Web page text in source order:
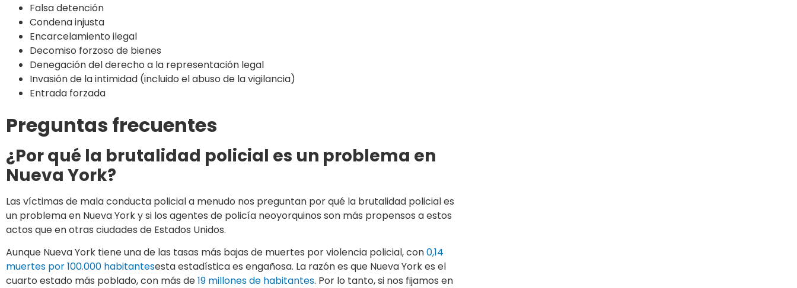
Falsa detención
Condena injusta
Encarcelamiento ilegal
Decomiso forzoso de bienes
Denegación del derecho a la representación legal
Invasión de la intimidad (incluido el abuso de la vigilancia)
Entrada forzada
Preguntas frecuentes
¿Por qué la brutalidad policial es un problema en
Nueva York?
Las víctimas de mala conducta policial a menudo nos preguntan por qué la brutalidad policial es
un problema en Nueva York y si los agentes de policía neoyorquinos son más propensos a estos
actos que en otras ciudades de Estados Unidos.
Aunque Nueva York tiene una de las tasas más bajas de muertes por violencia policial, con0,14
muertes por 100.000 habitantesesta estadística es engañosa. La razón es que Nueva York es el
cuarto estado más poblado, con más de19 millones de habitantes. Por lo tanto, si nos fijamos en